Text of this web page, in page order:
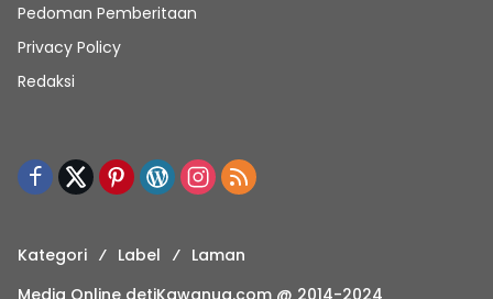
Pedoman Pemberitaan
Privacy Policy
Redaksi
Kategori Label
Laman
Media Online detiKawanua.com @ 2014-2024